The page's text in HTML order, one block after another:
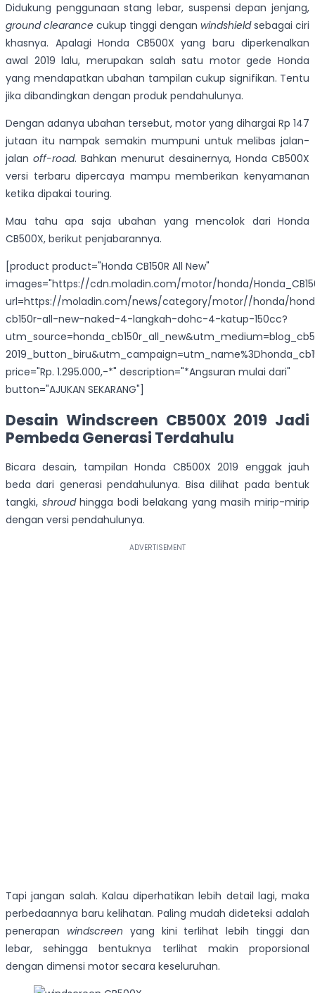
Didukung penggunaan stang lebar, suspensi depan jenjang,
ground clearance cukup tinggi dengan windshieldsebagai ciri
khasnya. Apalagi Honda CB500X yang baru diperkenalkan
awal 2019 lalu, merupakan salah satu motor gede Honda
yang mendapatkan ubahan tampilan cukup signifikan. Tentu
jika dibandingkan dengan produk pendahulunya.
Dengan adanya ubahan tersebut, motor yang dihargai Rp 147
jutaan itu nampak semakin mumpuni untuk melibas jalan-
jalan off-road. Bahkan menurut desainernya, Honda CB500X
versi terbaru dipercaya mampu memberikan kenyamanan
ketika dipakai touring.
Mau tahu apa saja ubahan yang mencolok dari Honda
CB500X, berikut penjabarannya.
[product product="Honda CB150R All New"
images="https://cdn.moladin.com/motor/honda/
url=https://moladin.com/news/category/motor//honda/
cb150r-all-new-naked-4-langkah-dohc-4-katup-150cc?
price="Rp. 1.295.000,-*" description="*Angsuran mulai dari"
button="AJUKAN SEKARANG"]
Desain Windscreen CB500X 2019 Jadi
Pembeda Generasi Terdahulu
Bicara desain, tampilan Honda CB500X 2019 enggak jauh
beda dari generasi pendahulunya. Bisa dilihat pada bentuk
tangki, shroudhingga bodi belakang yang masih mirip-mirip
dengan versi pendahulunya.
Tapi jangan salah. Kalau diperhatikan lebih detail lagi, maka
perbedaannya baru kelihatan. Paling mudah dideteksi adalah
penerapan windscreen yang kini terlihat lebih tinggi dan
lebar, sehingga bentuknya terlihat makin proporsional
dengan dimensi motor secara keseluruhan.